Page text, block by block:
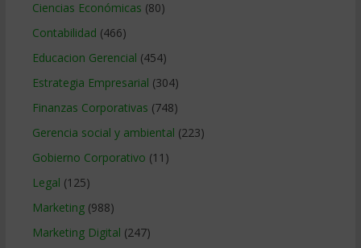
Ciencias Económicas (80)
Contabilidad (466)
Educacion Gerencial (454)
Estrategia Empresarial (304)
Finanzas Corporativas (748)
Gerencia social y ambiental (223)
Gobierno Corporativo (11)
Legal (125)
Marketing(988)
Marketing Digital (247)